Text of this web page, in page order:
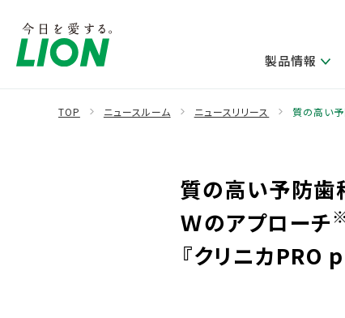
製品情報
重要課題（マテリアリティ）特定のプロセス
TOP ニュースルーム ニュースリリース 質の高い
質の高い予防歯
Ｗのアプローチ
『クリニカPRO